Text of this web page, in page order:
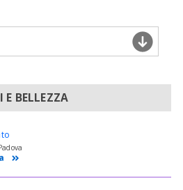
diverse varianti importanti,
la Deglutizione, la Postura,
Parodonto, le Tre Curve di
E BELLEZZA